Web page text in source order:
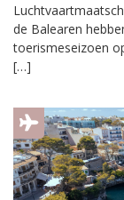
de Balearen
toerismeseizoen
[…]